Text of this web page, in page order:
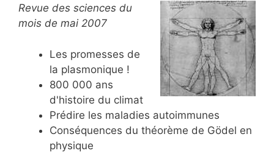
Revue des sciences du
mois de mai 2007
Les promesses de
la plasmonique !
800 000 ans
d'histoire du climat
Prédire les maladies autoimmunes
Conséquences du théorème de Gödel en
physique